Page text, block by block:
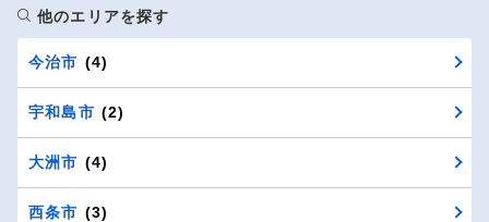
他のエリアを探す
今治市 (4)
宇和島市 (2)
大洲市 (4)
西条市 (3)